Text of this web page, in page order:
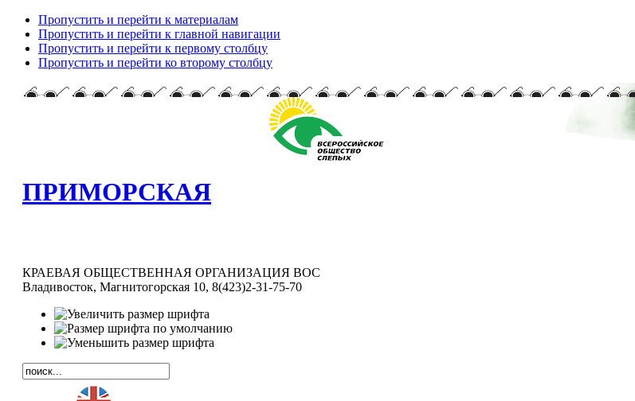
Пропустить и перейти к материалам
Пропустить и перейти к главной навигации
Пропустить и перейти к первому столбцу
Пропустить и перейти ко второму столбцу
ПРИМОРСКАЯ
КРАЕВАЯ ОБЩЕСТВЕННАЯ ОРГАНИЗАЦИЯ ВОС
Владивосток, Магнитогорская 10, 8(423)2-31-75-70